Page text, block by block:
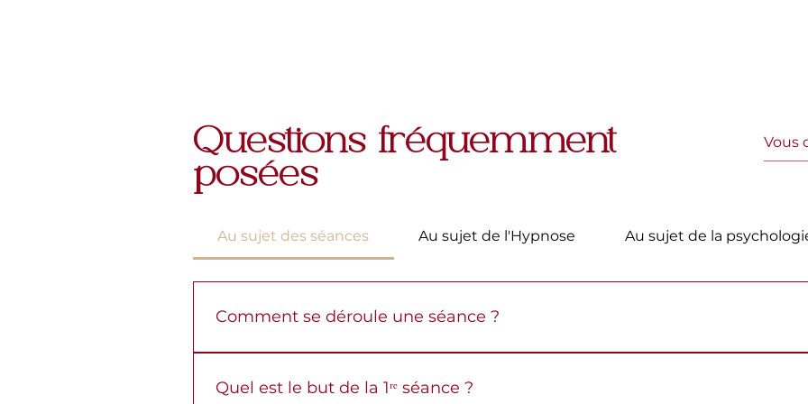
Questions fréquemment
posées
Au sujet des séances Au sujet de l'Hypnose Au sujet de la
Comment se déroule une séance ?
corps essentiel pour vous ramener à votre pleine présence. Ensuite, une ou
Quel est le but de la 1ʳᵉ séance ?